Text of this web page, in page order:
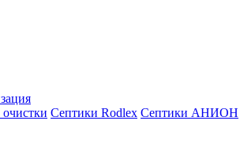
Септики Rodlex Септики АНИОН